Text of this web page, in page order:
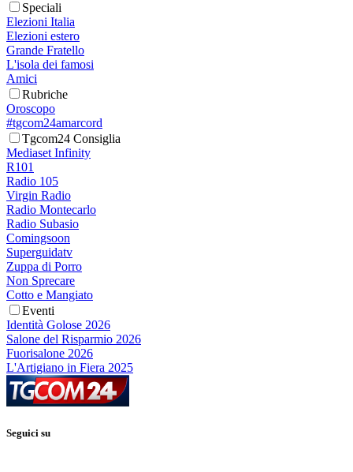
Speciali
Elezioni Italia
Elezioni estero
Grande Fratello
L'isola dei famosi
Amici
Rubriche
Oroscopo
#tgcom24amarcord
Tgcom24 Consiglia
Mediaset Infinity
R101
Radio 105
Virgin Radio
Radio Montecarlo
Radio Subasio
Comingsoon
Superguidatv
Zuppa di Porro
Non Sprecare
Cotto e Mangiato
Eventi
Identità Golose 2026
Salone del Risparmio 2026
Fuorisalone 2026
L'Artigiano in Fiera 2025
Seguici su